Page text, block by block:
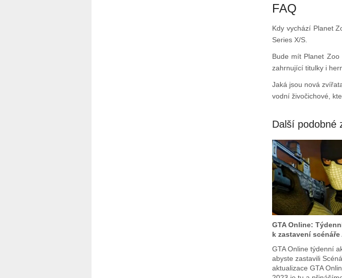
FAQ
Kdy vychází Planet
Series X/S.
Bude mít Planet Zoo
zahrnující titulky i
Jaká jsou nová
vodní živočichové,
Další podobné
GTA Online:
k zastavení
GTA Online týdenní
abyste zastavili
aktualizace GTA